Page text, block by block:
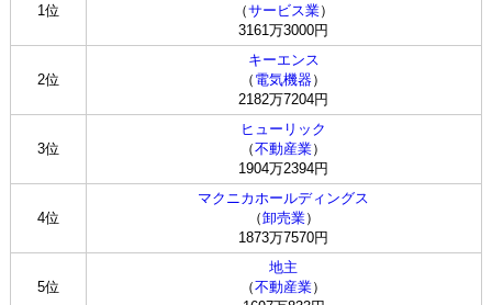
1位
（サービス業）
3161万3000円
2位
キーエンス
（ 電気機器）
2182万7204円
3位
ヒューリック
（不動産業）
1904万2394円
4位
マクニカホールディングス
（卸売業）
1873万7570円
5位
地主
（不動産業）